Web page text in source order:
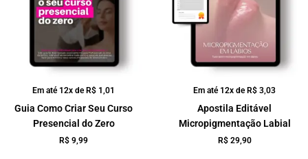
Em até 12x de R$ 1,01
Guia Como Criar Seu Curso
Presencial do Zero
R$ 9,99
Em até 12x de R$ 3,03
Apostila Editável
Micropigmentação Labial
R$29,90